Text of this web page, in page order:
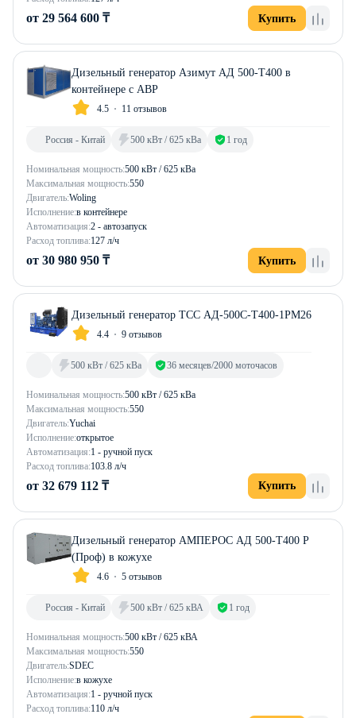
от 29 564 600 ₸ Купить
Дизельный генератор Азимут АД 500-Т400 в
контейнере с АВР
4.5 11 отзывов
Номинальная мощность:500 кВт / 625 кВа
Максимальная мощность:550
Двигатель:Woling
Исполнение:в контейнере
Автоматизация:2 - автозапуск
Расход топлива:127 л/ч
Россия - Китай 500 кВт / 625 кВа 1 год
от 30 980 950 ₸ Купить
Дизельный генератор ТСС АД-500С-Т400-1РМ26
4.4 9 отзывов
Номинальная мощность:500 кВт / 625 кВа
Максимальная мощность:550
Двигатель:Yuchai
Исполнение:открытое
Автоматизация:1 - ручной пуск
Расход топлива:103.8 л/ч
500 кВт / 625 кВа 36 месяцев/2000 моточасов
от 32 679 112 ₸ Купить
Дизельный генератор АМПЕРОС АД 500-Т400 P
(Проф) в кожухе
4.6 5 отзывов
Номинальная мощность:500 кВт / 625 кВА
Максимальная мощность:550
Двигатель:SDEC
Исполнение:в кожухе
Автоматизация:1 - ручной пуск
Расход топлива:110 л/ч
Россия - Китай 500 кВт / 625 кВА 1 год